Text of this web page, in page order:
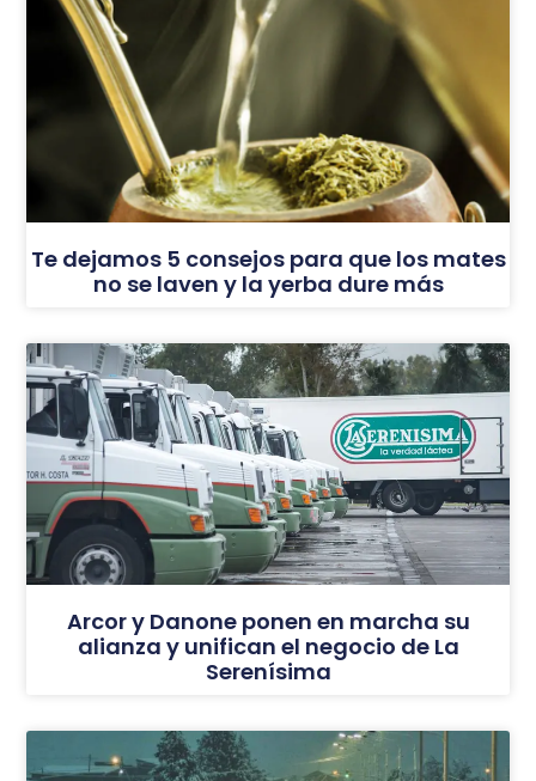
Te dejamos 5 consejos para que los mates
no se laven y la yerba dure más
Arcor y Danone ponen en marcha su
alianza y unifican el negocio de La
Serenísima